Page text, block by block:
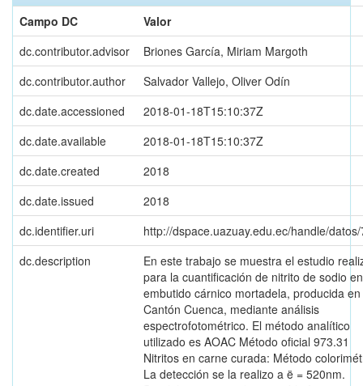
Campo DC
Valor
dc.contributor.advisor
Briones García, Miriam Margoth
dc.contributor.author
Salvador Vallejo, Oliver Odín
dc.date.accessioned
2018-01-18T15:10:37Z
dc.date.available
2018-01-18T15:10:37Z
dc.date.created
2018
dc.date.issued
2018
dc.identifier.uri
http://dspace.uazuay.edu.ec/handle/
dc.description
En este trabajo se muestra el estudio
para la cuantificación de nitrito de sodio
embutido cárnico mortadela, producida
Cantón Cuenca, mediante análisis
espectrofotométrico. El método analítico
utilizado es AOAC Método oficial 973.31
Nitritos en carne curada: Método
La detección se la realizo a ë = 520nm.